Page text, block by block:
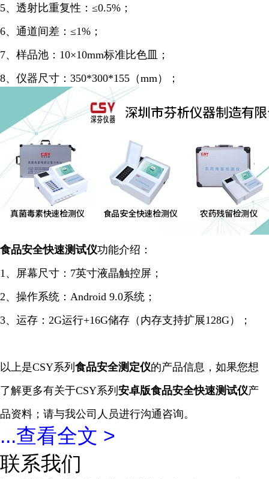
5、透射比重复性：≤0.5%；
6、通道间差：≤1%；
7、样品池：10×10mm标准比色皿；
8、仪器尺寸：350*300*155（mm）；
食品安全快速测试仪功能介绍：
1、屏幕尺寸：7英寸液晶触控屏；
2、操作系统：Android 9.0系统；
3、运存：2G运行+16G储存（内存支持扩展128G）；
以上是CSY系列 食品安全测定仪的产品信息，如果您想
了解更多有关于CSY系列 安卓版食品安全快速测试仪产
品资料；请与我公司人员进行沟通咨询。
...查看全文 >
联系我们